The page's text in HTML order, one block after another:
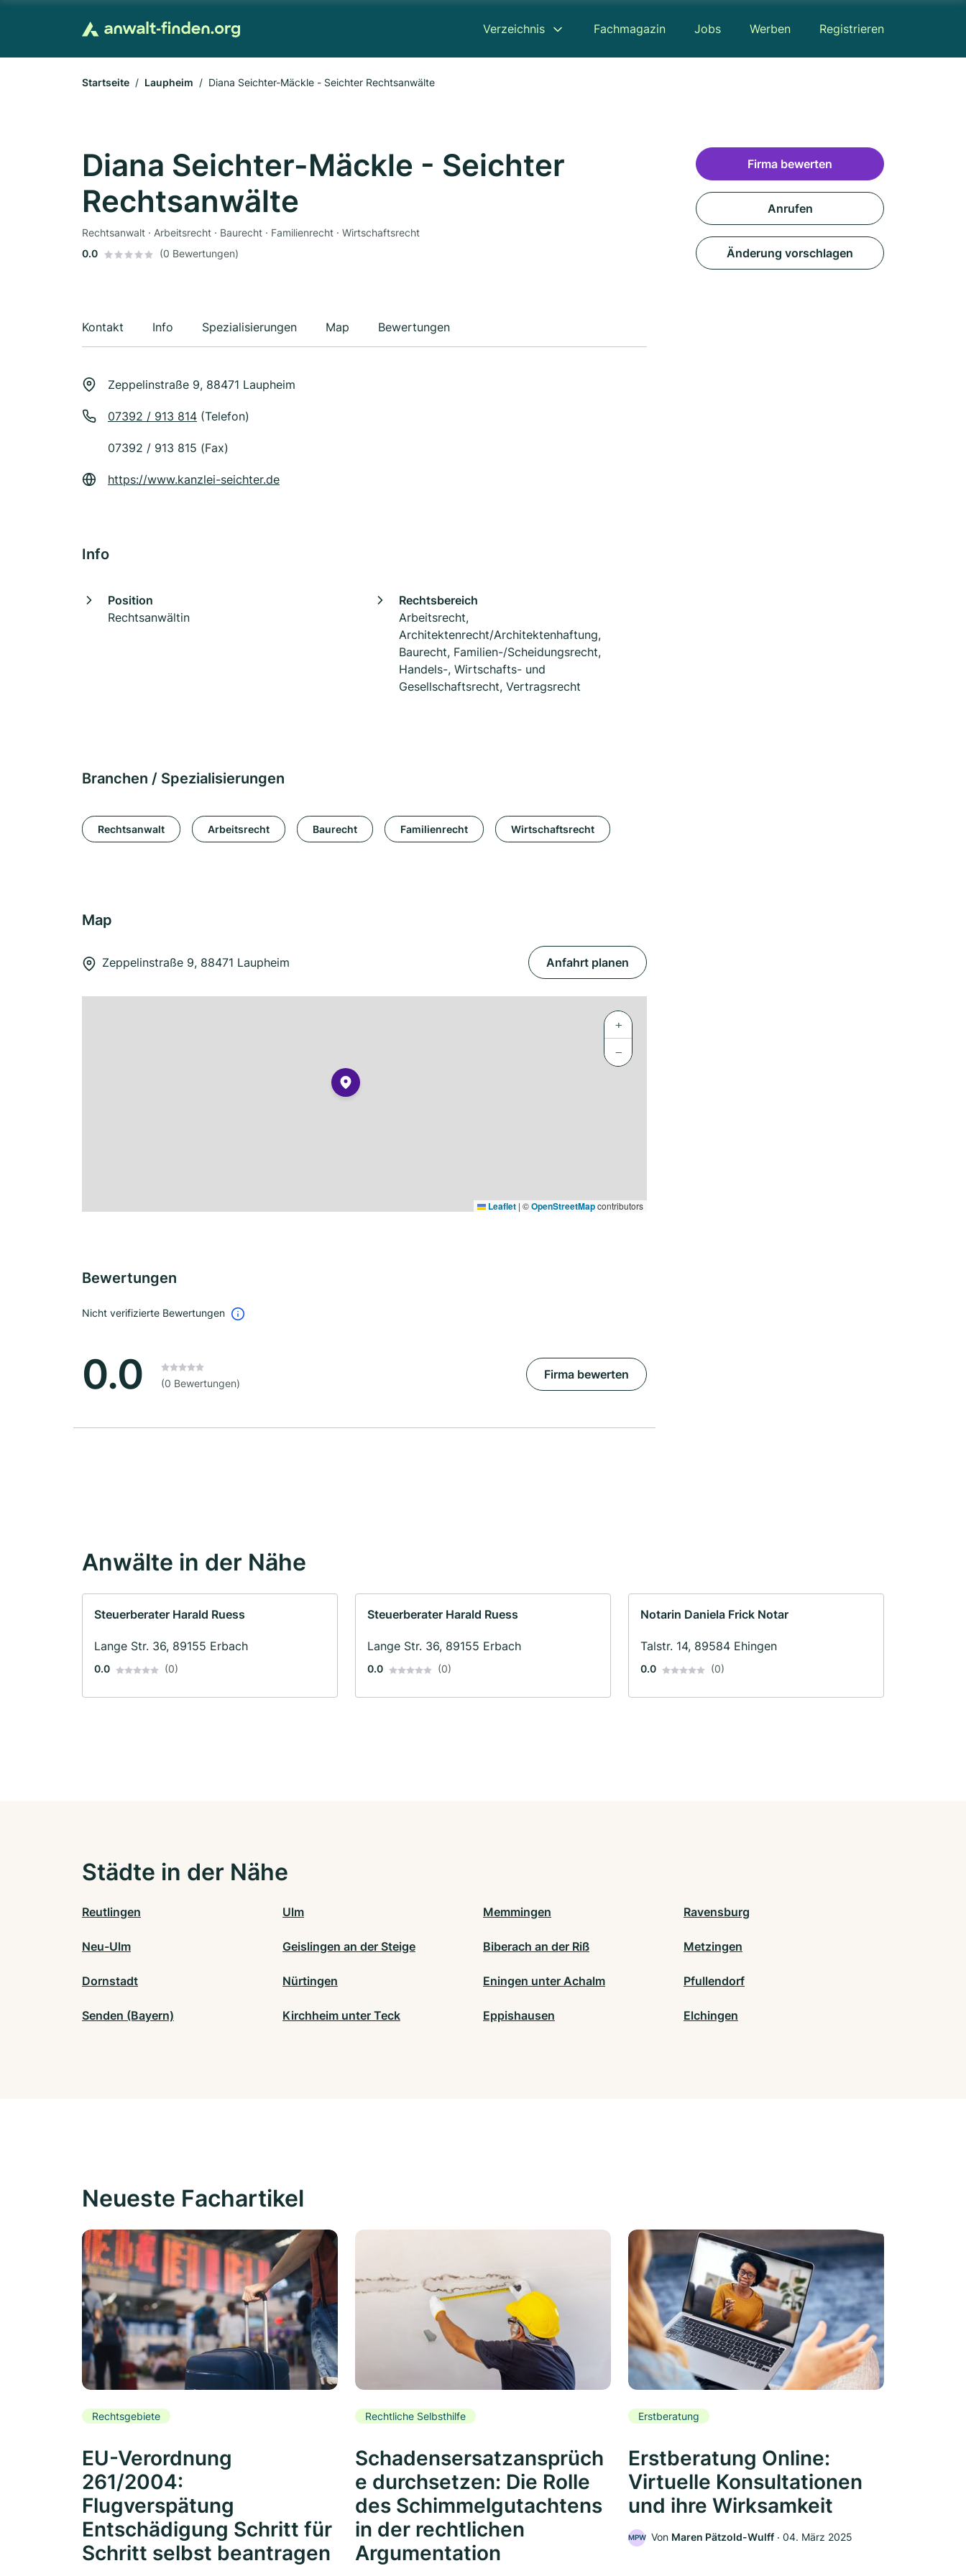
Verzeichnis Fachmagazin Jobs Werben Registrieren
Startseite Laupheim Diana Seichter-Mäckle - Seichter Rechtsanwälte
Diana Seichter-Mäckle - Seichter
Rechtsanwälte
Rechtsanwalt · Arbeitsrecht · Baurecht · Familienrecht · Wirtschaftsrecht
0.0
(0 Bewertungen)
Kontakt Info Spezialisierungen Map Bewertungen
Zeppelinstraße 9, 88471 Laupheim
07392 / 913 814 (Telefon)
07392 / 913 815 (Fax)
https://www.kanzlei-seichter.de
Info
Position
Rechtsanwältin
Rechtsbereich
Arbeitsrecht,
Architektenrecht/Architektenhaftung,
Baurecht, Familien-/Scheidungsrecht,
Handels-, Wirtschafts- und
Gesellschaftsrecht, Vertragsrecht
Branchen / Spezialisierungen
Rechtsanwalt Arbeitsrecht Baurecht Familienrecht Wirtschaftsrecht
Map
Zeppelinstraße 9, 88471 Laupheim Anfahrt planen
+
−
Leaflet | ©OpenStreetMapcontributors
Bewertungen
Nicht verifizierte Bewertungen
0.0 (0 Bewertungen)
Firma bewerten
Firma bewerten
Anrufen
Änderung vorschlagen
Anwälte in der Nähe
Steuerberater Harald Ruess
Lange Str. 36, 89155 Erbach
0.0 (0)
Steuerberater Harald Ruess
Lange Str. 36, 89155 Erbach
0.0 (0)
Notarin Daniela Frick Notar
Talstr. 14, 89584 Ehingen
0.0 (0)
Städte in der Nähe
Reutlingen Ulm Memmingen Ravensburg
Neu-Ulm Geislingen an der Steige Biberach an der Riß Metzingen
Dornstadt Nürtingen Eningen unter Achalm Pfullendorf
Senden (Bayern) Kirchheim unter Teck Eppishausen Elchingen
Neueste Fachartikel
Rechtsgebiete
EU-Verordnung
261/2004:
Flugverspätung
Entschädigung Schritt für
Schritt selbst beantragen
Rechtliche Selbsthilfe
Schadensersatzansprüch
e durchsetzen: Die Rolle
des Schimmelgutachtens
in der rechtlichen
Argumentation
Erstberatung
Erstberatung Online:
Virtuelle Konsultationen
und ihre Wirksamkeit
MPW Von Maren Pätzold-Wulff ‧ 04. März 2025